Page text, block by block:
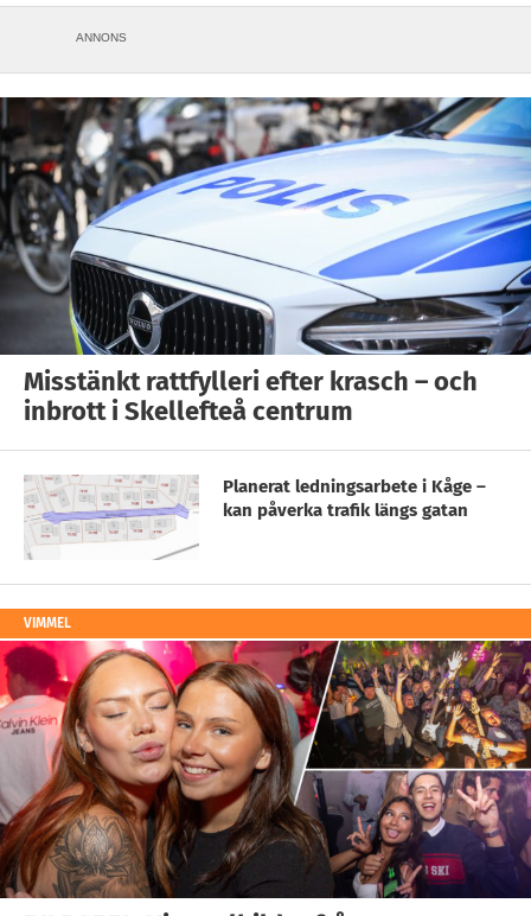
ANNONS
Misstänkt rattfylleri efter krasch – och
inbrott i Skellefteå centrum
Planerat ledningsarbete i Kåge –
kan påverka trafik längs gatan
VIMMEL